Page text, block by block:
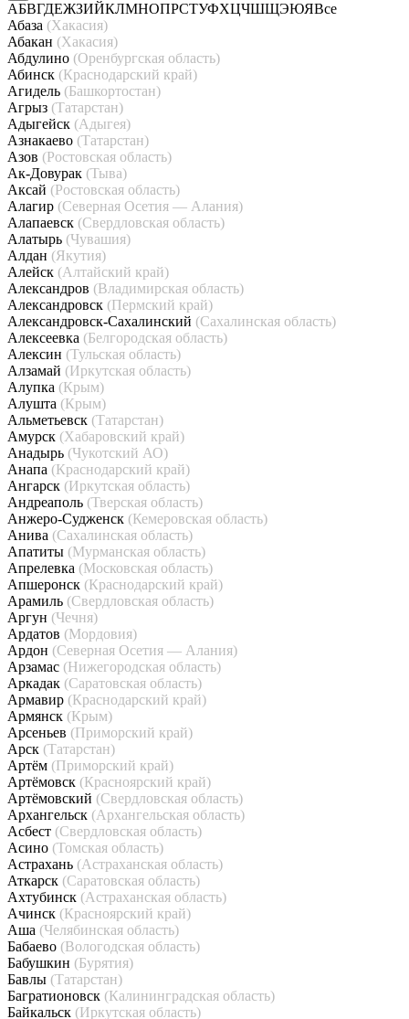
АБВГДЕЖЗИЙКЛМНОПРСТУФХЦЧШЩЭЮЯВсе
Абаза (Хакасия)
Абакан (Хакасия)
Абдулино (Оренбургская область)
Абинск (Краснодарский край)
Агидель (Башкортостан)
Агрыз (Татарстан)
Адыгейск (Адыгея)
Азнакаево (Татарстан)
Азов (Ростовская область)
Ак-Довурак (Тыва)
Аксай (Ростовская область)
Алагир (Северная Осетия — Алания)
Алапаевск (Свердловская область)
Алатырь (Чувашия)
Алдан (Якутия)
Алейск (Алтайский край)
Александров (Владимирская область)
Александровск (Пермский край)
Александровск-Сахалинский (Сахалинская область)
Алексеевка (Белгородская область)
Алексин (Тульская область)
Алзамай (Иркутская область)
Алупка (Крым)
Алушта (Крым)
Альметьевск (Татарстан)
Амурск (Хабаровский край)
Анадырь (Чукотский АО)
Анапа (Краснодарский край)
Ангарск (Иркутская область)
Андреаполь (Тверская область)
Анжеро-Судженск (Кемеровская область)
Анива (Сахалинская область)
Апатиты (Мурманская область)
Апрелевка (Московская область)
Апшеронск (Краснодарский край)
Арамиль (Свердловская область)
Аргун (Чечня)
Ардатов (Мордовия)
Ардон (Северная Осетия — Алания)
Арзамас (Нижегородская область)
Аркадак (Саратовская область)
Армавир (Краснодарский край)
Армянск (Крым)
Арсеньев (Приморский край)
Арск (Татарстан)
Артём (Приморский край)
Артёмовск (Красноярский край)
Артёмовский (Свердловская область)
Архангельск (Архангельская область)
Асбест (Свердловская область)
Асино (Томская область)
Астрахань (Астраханская область)
Аткарск (Саратовская область)
Ахтубинск (Астраханская область)
Ачинск (Красноярский край)
Аша (Челябинская область)
Бабаево (Вологодская область)
Бабушкин (Бурятия)
Бавлы (Татарстан)
Багратионовск (Калининградская область)
Байкальск (Иркутская область)